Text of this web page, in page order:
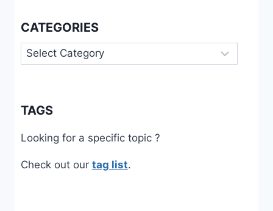
CATEGORIES
Categories
TAGS
Looking for a specific topic ?
Check out our tag list.